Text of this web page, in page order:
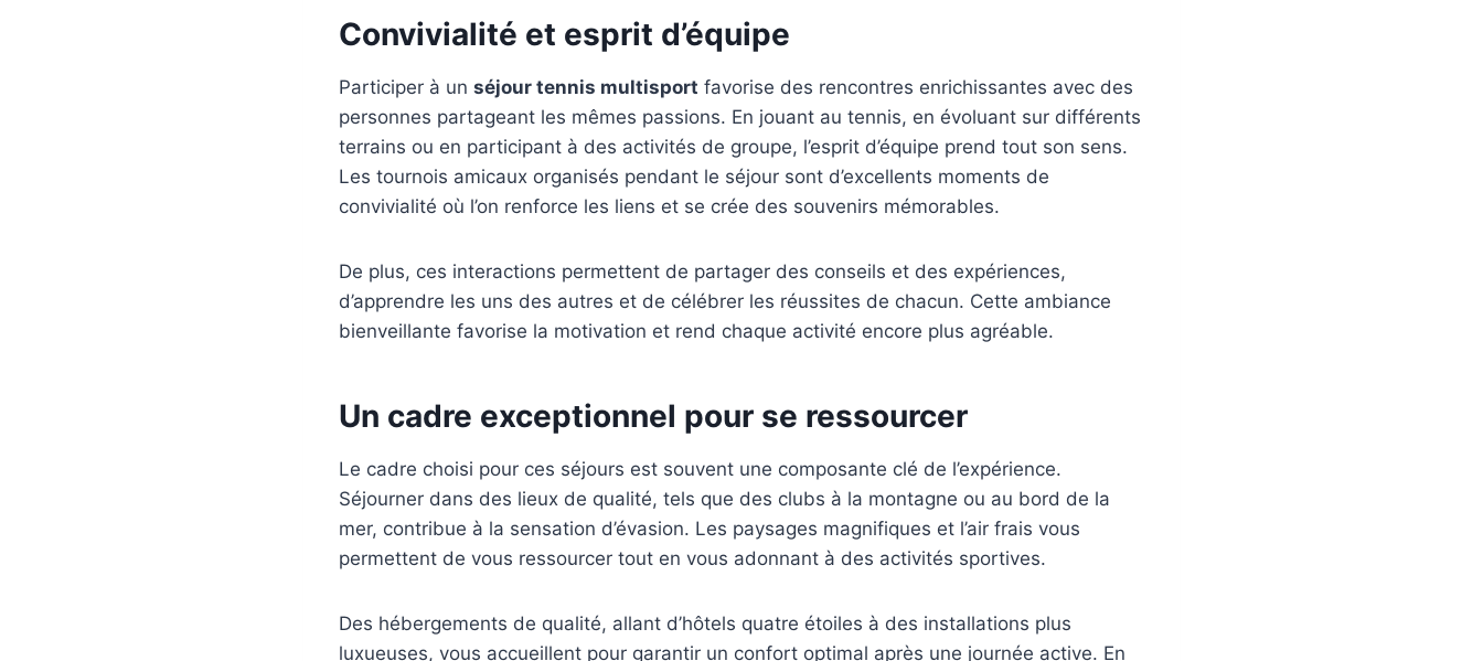
Convivialité et esprit d’équipe
Participer à un séjour tennis multisport favorise des rencontres enrichissantes avec des
personnes partageant les mêmes passions. En jouant au tennis, en évoluant sur différents
terrains ou en participant à des activités de groupe, l’esprit d’équipe prend tout son sens.
Les tournois amicaux organisés pendant le séjour sont d’excellents moments de
convivialité où l’on renforce les liens et se crée des souvenirs mémorables.
De plus, ces interactions permettent de partager des conseils et des expériences,
d’apprendre les uns des autres et de célébrer les réussites de chacun. Cette ambiance
bienveillante favorise la motivation et rend chaque activité encore plus agréable.
Un cadre exceptionnel pour se ressourcer
Le cadre choisi pour ces séjours est souvent une composante clé de l’expérience.
Séjourner dans des lieux de qualité, tels que des clubs à la montagne ou au bord de la
mer, contribue à la sensation d’évasion. Les paysages magnifiques et l’air frais vous
permettent de vous ressourcer tout en vous adonnant à des activités sportives.
Des hébergements de qualité, allant d’hôtels quatre étoiles à des installations plus
luxueuses, vous accueillent pour garantir un confort optimal après une journée active. En